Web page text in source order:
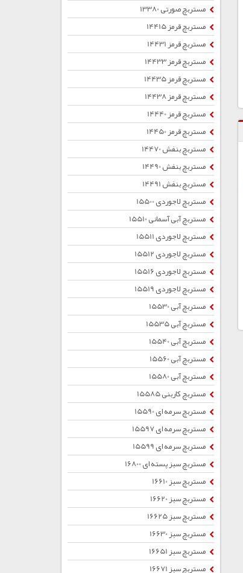
مستربچ صورتی 13380
مستربچ قرمز 14415
مستربچ قرمز 14431
مستربچ قرمز 14433
مستربچ قرمز 14435
مستربچ قرمز 14438
مستربچ قرمز 14440
مستربچ قرمز 14450
مستربچ بنفش 14470
مستربچ بنفش 14490
مستربچ بنفش 14491
مستربچ لاجوردی 15500
مستربچ آبی آسمانی 15510
مستربچ لاجوردی 15511
مستربچ لاجوردی 15512
مستربچ لاجوردی 15516
مستربچ لاجوردی 15519
مستربچ آبی 15530
مستربچ آبی 15535
مستربچ آبی 15540
مستربچ آبی 15560
مستربچ آبی 15580
مستربچ کاربنی 15585
مستربچ سرمه ای 15590
مستربچ سرمه ای 15597
مستربچ سرمه ای 15599
مستربچ سبز پسته ای 16800
مستربچ سبز 16610
مستربچ سبز 16620
مستربچ سبز 16625
مستربچ سبز 16630
مستربچ سبز 16651
مستربچ سبز 16671